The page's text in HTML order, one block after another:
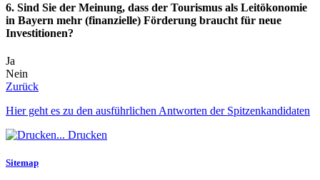
6. Sind Sie der Meinung, dass der Tourismus als Leitökonomie
in Bayern mehr (finanzielle) Förderung braucht für neue
Investitionen?
Ja
Nein
Zurück
Hier geht es zu den ausführlichen Antworten der Spitzenkandidaten
Drucken
Sitemap